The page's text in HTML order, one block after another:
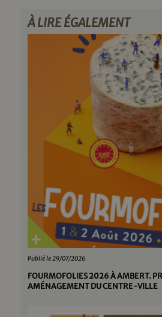
À LIRE ÉGALEMENT
Publié le 29/07/2026
FOURMOFOLIES 2026 À AMBERT.
AMÉNAGEMENT DU CENTRE-VILLE